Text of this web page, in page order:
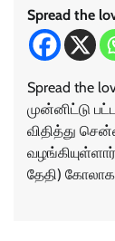
Spread the
Spread the
முன்னிட்டு
விதித்து
தேதி)